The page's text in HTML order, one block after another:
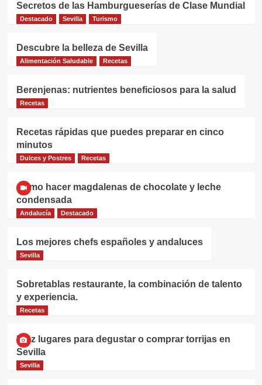
Cocina
Dónde Comer en Conil de la
Frontera: Tu Guía Definitiva para
una Experiencia Gastronómica
del Establecimiento
5
Tesoro Gastronómico de Andalucía
Secretos de las Hamburgueserías de Clase Mundial
Destacado Sevilla Turismo
Descubre la belleza de Sevilla
Alimentación Saludable Recetas
Berenjenas: nutrientes beneficiosos para la salud
Recetas
Recetas rápidas que puedes preparar en cinco
minutos
Dulces y Postres Recetas
Cómo hacer magdalenas de chocolate y leche
condensada
Andalucía Destacado
Los mejores chefs españoles y andaluces
Sevilla
Sobretablas restaurante, la combinación de talento
y experiencia.
Recetas
Diez lugares para degustar o comprar torrijas en
Sevilla
Sevilla